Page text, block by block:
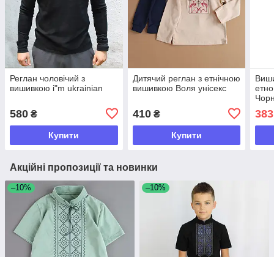
Реглан чоловічий з
вишивкою i"m ukrainian
580 ₴
Купити
Дитячий реглан з етнічною
вишивкою Воля унісекс
410₴
Купити
Акційні пропозиції та новинки
–10% –10%